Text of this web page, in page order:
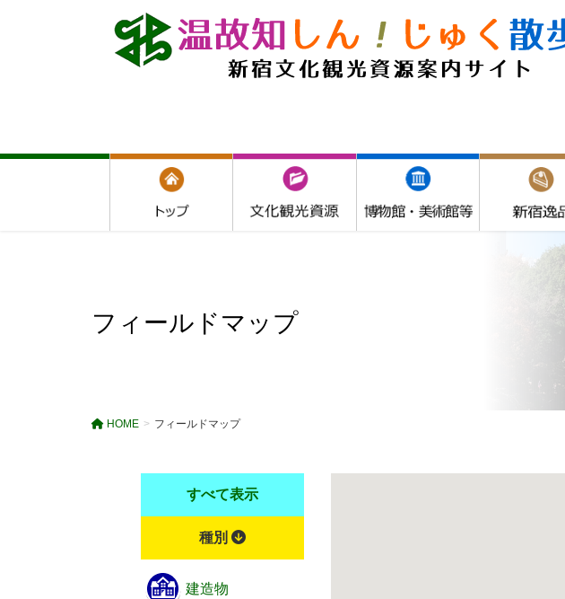
フィールドマップ
HOME フィールドマップ
すべて表示
種別
建造物